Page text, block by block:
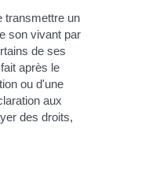
transmettre un
son vivant par
de ses
après le
ou d'une
aux
des droits,